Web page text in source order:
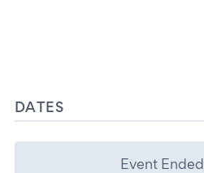
DATES
Event Ended